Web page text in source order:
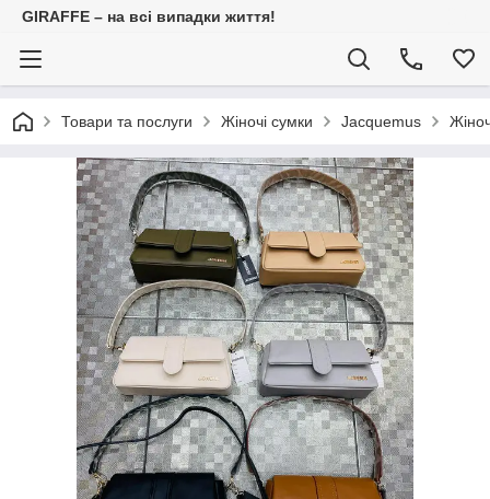
GIRAFFE – на всі випадки життя!
Товари та послуги Жіночі сумки Jacquemus